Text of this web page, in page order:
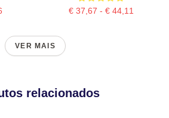
€ 37,67 - € 44,11
VER MAIS
relacionados